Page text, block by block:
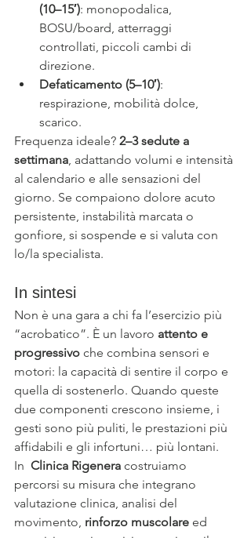
(10–15′): monopodalica,
BOSU/board, atterraggi
controllati, piccoli cambi di
direzione.
Defaticamento (5–10′):
respirazione, mobilità dolce,
scarico.
Frequenza ideale? 2–3 sedute a
settimana , adattando volumi e intensità
al calendario e alle sensazioni del
giorno. Se compaiono dolore acuto
persistente, instabilità marcata o
gonfiore, si sospende e si valuta con
lo/la specialista.
In sintesi
Non è una gara a chi fa l’esercizio più
“acrobatico”. È un lavoro attento e
progressivo che combina sensori e
motori: la capacità di sentire il corpo e
quella di sostenerlo. Quando queste
due componenti crescono insieme, i
gesti sono più puliti, le prestazioni più
affidabili e gli infortuni… più lontani.
In Clinica Rigenera costruiamo
percorsi su misura che integrano
valutazione clinica, analisi del
movimento, rinforzo muscolare ed